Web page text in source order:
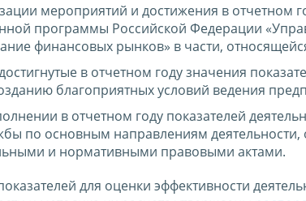
мероприятий и достижения в отчетном
программы Российской Федерации
финансовых рынков» в части,
в отчетном году значения
благоприятных условий ведения
в отчетном году показателей
по основным направлениям
и нормативными правовыми актами.
для оценки эффективности